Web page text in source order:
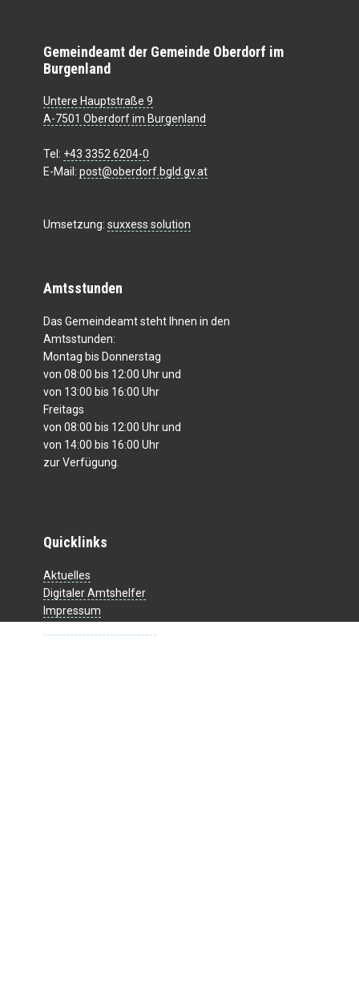
Gemeindeamt der Gemeinde Oberdorf im
Burgenland
Untere Hauptstraße 9
A-7501 Oberdorf im Burgenland
Tel: +43 3352 6204-0
E-Mail: post@oberdorf.bgld.gv.at
Umsetzung: suxxess solution
Amtsstunden
Das Gemeindeamt steht Ihnen in den
Amtsstunden:
Montag bis Donnerstag
von 08:00 bis 12:00 Uhr und
von 13:00 bis 16:00 Uhr
Freitags
von 08:00 bis 12:00 Uhr und
von 14:00 bis 16:00 Uhr
zur Verfügung.
Quicklinks
Aktuelles
Digitaler Amtshelfer
Impressum